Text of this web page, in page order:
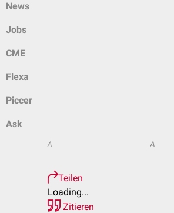
News
Jobs
CME
Flexa
Piccer
Ask
A A
Teilen
Loading...
Zitieren